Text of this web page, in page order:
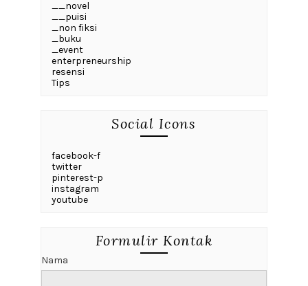
__novel
__puisi
_non fiksi
_buku
_event
enterpreneurship
resensi
Tips
Social Icons
facebook-f
twitter
pinterest-p
instagram
youtube
Formulir Kontak
Nama